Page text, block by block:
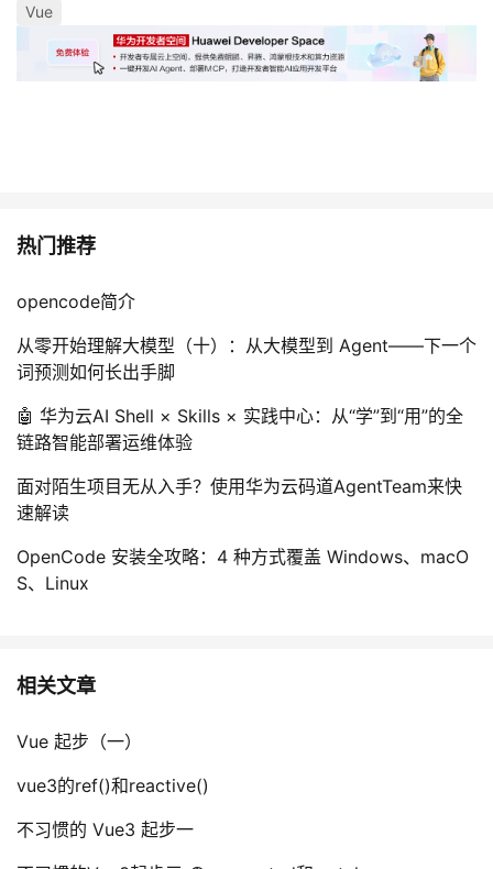
Vue
热门推荐
opencode简介
从零开始理解大模型（十）：从大模型到 Agent——下一个
词预测如何长出手脚
🤖 华为云AI Shell × Skills × 实践中心：从“学”到“用”的全
链路智能部署运维体验
面对陌生项目无从入手？使用华为云码道AgentTeam来快
速解读
OpenCode 安装全攻略：4 种方式覆盖 Windows、macO
S、Linux
相关文章
Vue 起步（一）
vue3的ref()和reactive()
不习惯的 Vue3 起步一